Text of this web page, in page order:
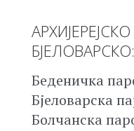
БЈЕЛОВАРСКО:
Беденичка
Бјеловарска
Болчанска